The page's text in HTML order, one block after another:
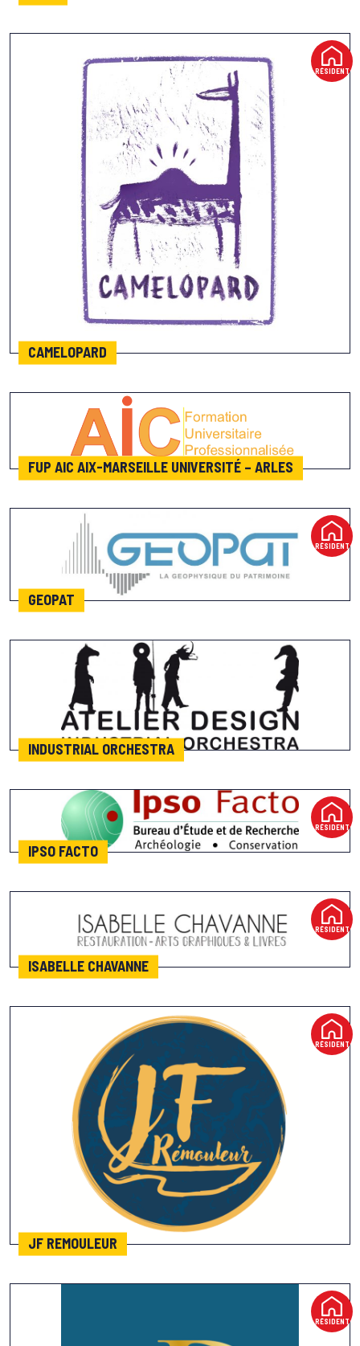
RÉSIDENT
CAMELOPARD
FUP AIC AIX-MARSEILLE UNIVERSITÉ – ARLES
RÉSIDENT
GEOPAT
INDUSTRIAL ORCHESTRA
RÉSIDENT
IPSO FACTO
RÉSIDENT
ISABELLE CHAVANNE
RÉSIDENT
JF REMOULEUR
RÉSIDENT